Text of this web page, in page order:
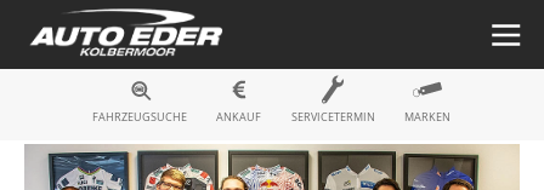
Fahrzeugsuche
FAHRZEUGSUCHE ANKAUF SERVICETERMIN MARKEN